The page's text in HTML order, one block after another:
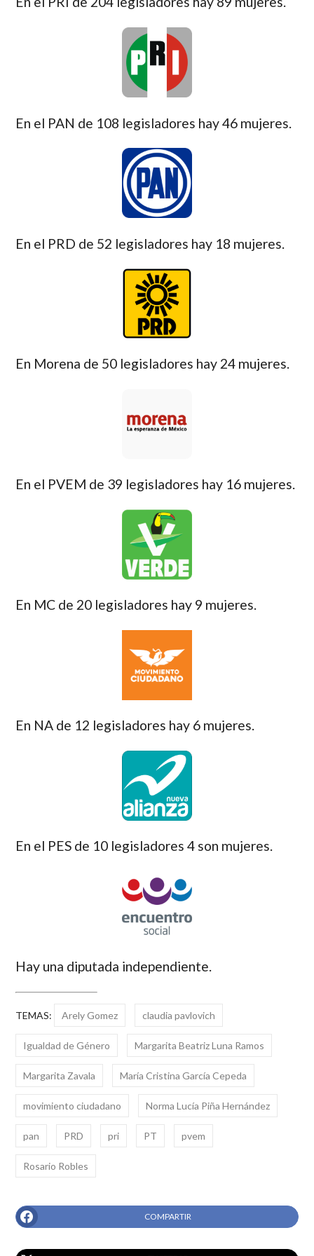
En el PAN de 108 legisladores hay 46 mujeres.
En el PRD de 52 legisladores hay 18 mujeres.
En Morena de 50 legisladores hay 24 mujeres.
En el PVEM de 39 legisladores hay 16 mujeres.
En MC de 20 legisladores hay 9 mujeres.
En NA de 12 legisladores hay 6 mujeres.
En el PES de 10 legisladores 4 son mujeres.
Hay una diputada independiente.
TEMAS: Arely Gomez claudia pavlovich
Igualdad de Género Margarita Beatriz Luna Ramos
Margarita Zavala María Cristina García Cepeda
movimiento ciudadano Norma Lucía Piña Hernández
pan PRD pri PT pvem
Rosario Robles
COMPARTIR